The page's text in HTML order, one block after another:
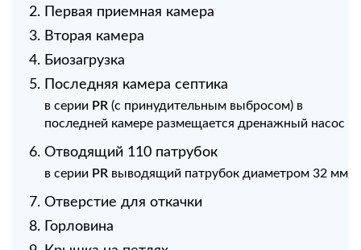
Первая приемная камера
Вторая камера
Биозагрузка
Последняя камера септика
в серии PR (с принудительным выбросом) в
последней камере размещается дренажный насос
Отводящий 110 патрубок
в серии PR выводящий патрубок диаметром 32 мм
Отверстие для откачки
Горловина